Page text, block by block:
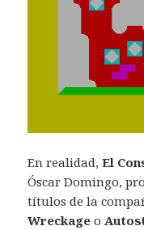
En realidad,El
Óscar Domingo,
títulos de la
Wreckageo